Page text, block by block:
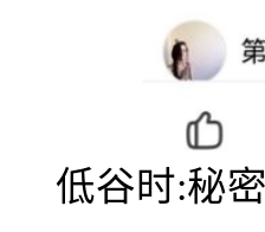
低谷时:秘